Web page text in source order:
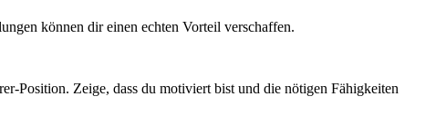
können dir einen echten Vorteil verschaffen.
Position. Zeige, dass du motiviert bist und die nötigen Fähigkeiten